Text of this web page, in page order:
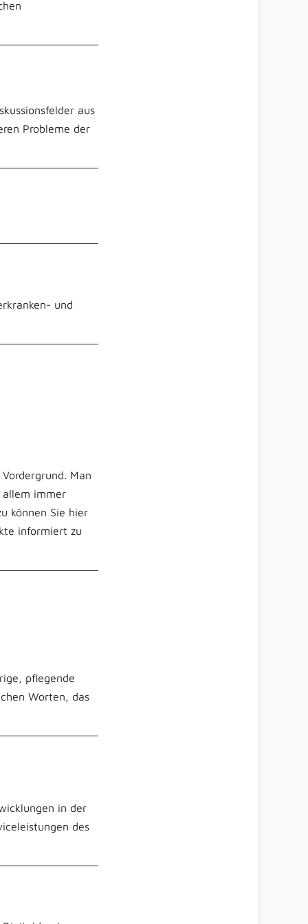
aus
Probleme der
und
Man
allem immer
können Sie hier
informiert zu
pflegende
Worten, das
in der
des